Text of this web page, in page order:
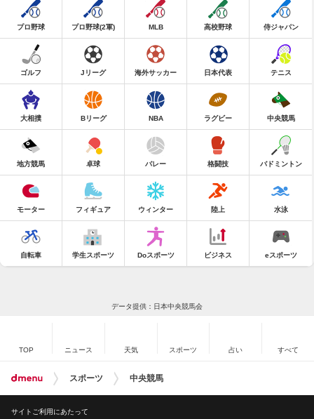
プロ野球 プロ野球(2軍) MLB 高校野球 侍ジャパン
ゴルフ Jリーグ 海外サッカー 日本代表 テニス
大相撲 Bリーグ NBA ラグビー 中央競馬
地方競馬 卓球 バレー 格闘技 バドミントン
モーター フィギュア ウィンター 陸上 水泳
自転車 学生スポーツ Doスポーツ ビジネス eスポーツ
データ提供：日本中央競馬会
TOP ニュース 天気 スポーツ 占い すべて
スポーツ 中央競馬
サイトご利用にあたって